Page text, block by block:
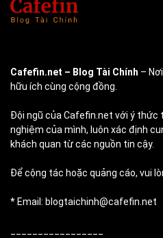
Cafefin.net – Blog Tài Chính –
hữu ích cùng cộng đồng.
Đội ngũ của Cafefin.net với ý thức
nghiệm của mình, luôn xác định
khách quan từ các nguồn tin cậy.
Để cộng tác hoặc quảng cáo, vui
* Email: blogtaichinh@cafefin.net